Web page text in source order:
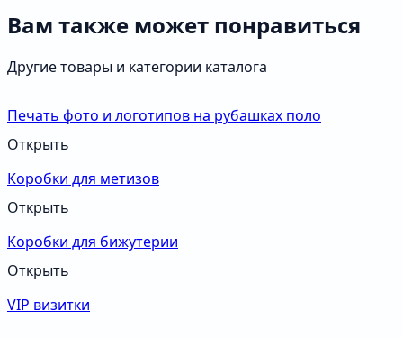
Вам также может понравиться
Другие товары и категории каталога
Печать фото и логотипов на рубашках поло
Открыть
Коробки для метизов
Открыть
Коробки для бижутерии
Открыть
VIP визитки